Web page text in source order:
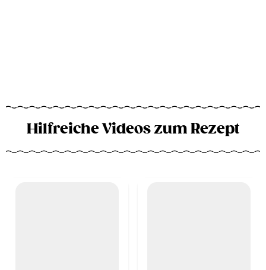
Hilfreiche Videos zum Rezept